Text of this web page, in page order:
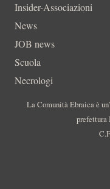
Insider-Associazioni
News
JOB news
Scuola
Necrologi
La Comunità Ebraica è
prefettura